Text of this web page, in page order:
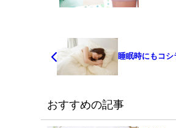
睡眠時にもコシ
おすすめの記事